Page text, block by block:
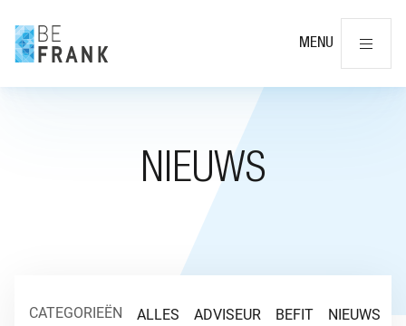
MENU
NIEUWS
CATEGORIEËN ALLES ADVISEUR BEFIT NIEUWS